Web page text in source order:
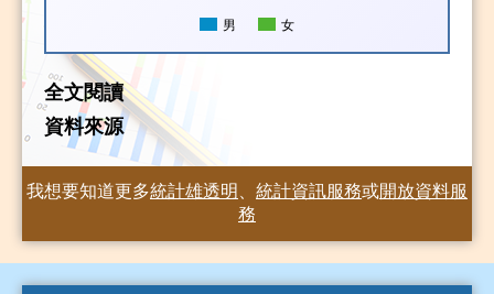
男 女
全文閱讀
資料來源
我想要知道更多統計雄透明 統計資訊服務或開放資料服
務